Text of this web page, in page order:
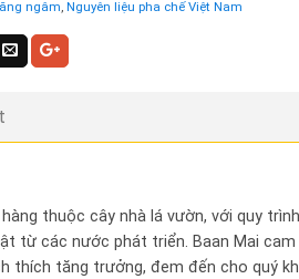
ngâm Nguyên liệu pha chế Việt Nam
thuộc cây nhà lá vườn, với quy
từ các nước phát triển. Baan Mai
thích tăng trưởng, đem đến cho quý